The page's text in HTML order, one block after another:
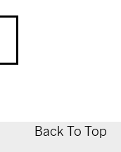
Back To Top